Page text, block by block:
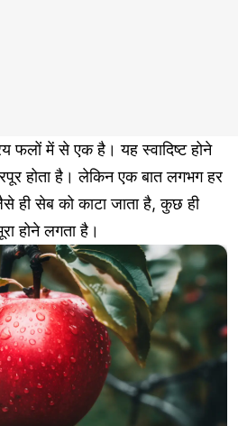
फलों में से एक है। यह स्वादिष्ट होने
होता है। लेकिन एक बात लगभग हर
ही सेब को काटा जाता है, कुछ ही
होने लगता है।